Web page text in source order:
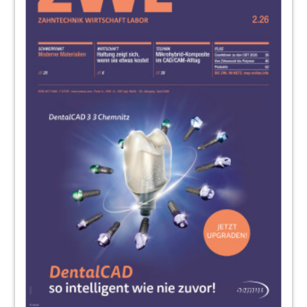
45Digital durchstarten mit dem Jahrbuch
Redaktion
46 Zirkonoxid³: Die Menschen hinter der
Formel – Zwei Unternehmen, eine Vision:
Das Zirkonoxid-Valley in Ostwestfalen-
Lippe
Annett Kieschnick
Produkte
Redaktion
25 Jahre Innovation, Präzision und
Leidenschaft für die Zahntechnik